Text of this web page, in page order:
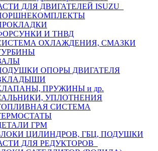
ДЛЯ ДВИГАТЕЛЕЙ ISUZU
И ТНВД
ОХЛАЖДЕНИЯ, СМАЗКИ
ОПОРЫ ДВИГАТЕЛЯ
ПРУЖИНЫ и др.
УПЛОТНЕНИЯ
СИСТЕМА
ГРМ
ЦИЛИНДРОВ, ГБЦ, ПОДУШКИ
ДЛЯ РЕДУКТОРОВ